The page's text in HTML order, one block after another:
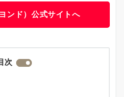
ンド）公式サイトへ
次